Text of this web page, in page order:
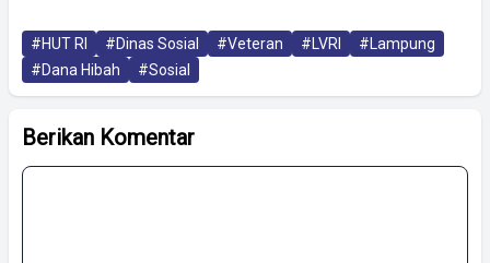
#HUT RI #Dinas Sosial #Veteran #LVRI
#Lampung
#Dana Hibah
#Sosial
Berikan Komentar